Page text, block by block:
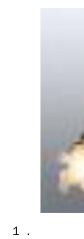
１．